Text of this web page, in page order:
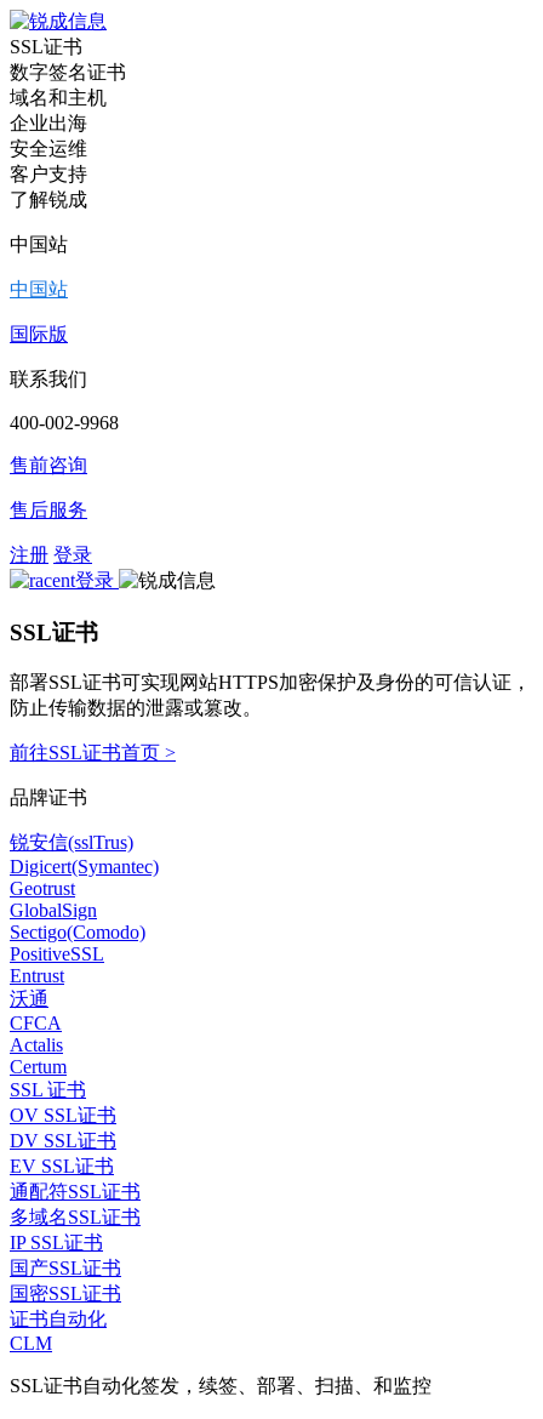
SSL证书
数字签名证书
域名和主机
企业出海
安全运维
客户支持
了解锐成
中国站
中国站
国际版
联系我们
400-002-9968
售前咨询
售后服务
注册 登录
SSL证书
部署SSL证书可实现网站HTTPS加密保护及身份的可信认证，
防止传输数据的泄露或篡改。
前往SSL证书首页 >
品牌证书
锐安信(sslTrus)
Digicert(Symantec)
Geotrust
GlobalSign
Sectigo(Comodo)
PositiveSSL
Entrust
沃通
CFCA
Actalis
Certum
SSL 证书
OV SSL证书
DV SSL证书
EV SSL证书
通配符SSL证书
多域名SSL证书
IP SSL证书
国产SSL证书
国密SSL证书
证书自动化
CLM
SSL证书自动化签发，续签、部署、扫描、和监控